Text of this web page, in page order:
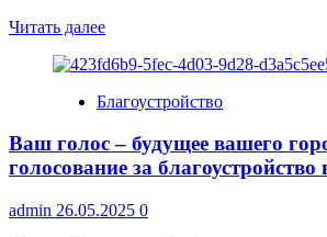
Читать далееПрочитать
о
подозреваемый
краже
кофе
магазина
Благоустройство
Ваш голос – будущее вашего
голосование за
admin 26.05.2025 0